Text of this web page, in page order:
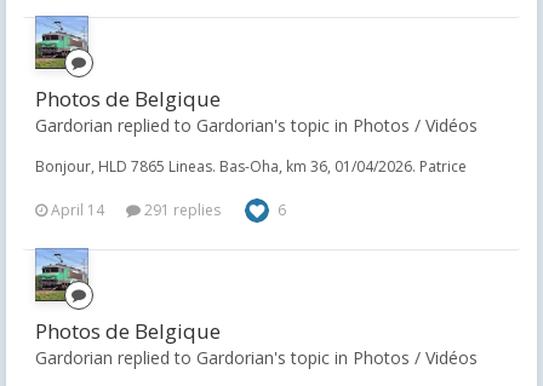
Photos de Belgique
Gardorian replied to Gardorian's topic in Photos / Vidéos
Bonjour, HLD 7865 Lineas. Bas-Oha, km 36, 01/04/2026. Patrice
April 14 291 replies 6
Photos de Belgique
Gardorian replied to Gardorian's topic in Photos / Vidéos